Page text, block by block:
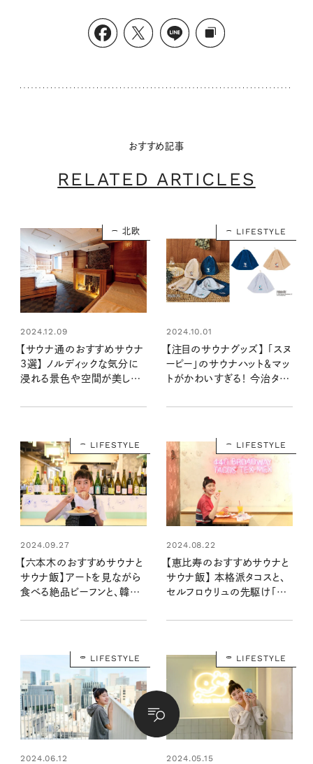
おすすめ記事
RELATED ARTICLES
北欧
2024.12.09
【サウナ通のおすすめサウナ
3選】 ノルディックな気分に
浸れる景色や空間が美しい
群馬で発見！
LIFESTYLE
2024.10.01
【注目のサウナグッズ】 「スヌ
ーピー」のサウナハット＆マッ
トがかわいすぎる！ 今治タオ
のいい生地で新登場！
LIFESTYLE
2024.09.27
【六本木のおすすめサウナと
サウナ飯】アートを見ながら
食べる絶品ビーフンと、韓国
ナ：清水みさとの食いしんぼ
LIFESTYLE
2024.08.22
【恵比寿のおすすめサウナと
サウナ飯】 本格派タコスと、
セルフロウリュの先駆け「ド
食いしんぼう寄り道サウナ
LIFESTYLE
2024.06.12
LIFESTYLE
2024.05.15